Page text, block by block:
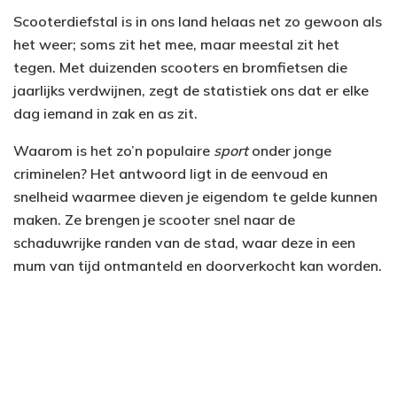
Scooterdiefstal is in ons land helaas net zo gewoon als
het weer; soms zit het mee, maar meestal zit het
tegen. Met duizenden scooters en bromfietsen die
jaarlijks verdwijnen, zegt de statistiek ons dat er elke
dag iemand in zak en as zit.
Waarom is het zo’n populaire sportonder jonge
criminelen? Het antwoord ligt in de eenvoud en
snelheid waarmee dieven je eigendom te gelde kunnen
maken. Ze brengen je scooter snel naar de
schaduwrijke randen van de stad, waar deze in een
mum van tijd ontmanteld en doorverkocht kan worden.